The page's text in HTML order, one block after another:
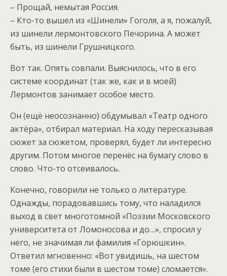
– Прощай, немытая Россия.
– Кто-то вышел из «Шинели» Гоголя, а я, пожалуй,
из шинели лермонтовского Печорина. А может
быть, из шинели Грушницкого.
Вот так. Опять совпали. Выяснилось, что в его
системе координат (так же, как и в моей)
Лермонтов занимает особое место.
Он (ещё неосознанно) обдумывал «Театр одного
актёра», отбирал материал. На ходу пересказывая
сюжет за сюжетом, проверял, будет ли интересно
другим. Потом многое перенёс на бумагу слово в
слово. Что-то отсеивалось.
Конечно, говорили не только о литературе.
Однажды, порадовавшись тому, что наладился
выход в свет многотомной «Поэзии Московского
университета от Ломоносова и до…», спросил у
него, не значимая ли фамилия «Горюшкин».
Ответил мгновенно: «Вот увидишь, на шестом
томе (его стихи были в шестом томе) сломается».